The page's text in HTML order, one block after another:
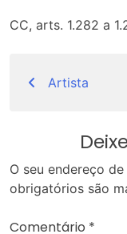
CC, arts. 1.282 a
de
Artista
O seu endereço
obrigatórios são
Comentário *